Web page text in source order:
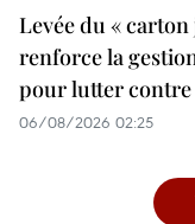
Levée du «
renforce la
pour lutter contre
06/08/2026 02:25